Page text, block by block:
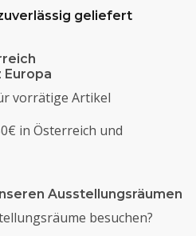
geliefert
Europa
vorrätige Artikel
in Österreich und
Ausstellungsräumen
besuchen?